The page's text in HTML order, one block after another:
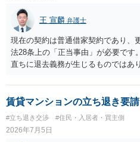
王 宣麟 弁護士
現在の契約は普通借家契約であり、
法28条上の「正当事由」が必要です
直ちに退去義務が生じるものではあ
新たな定期借家契約を締結する形に
前提であり、借主が同意しなければ
績、子どもの学校や地域とのつな
などは、借主側の強い居住継続の必
重視される要素ですので、貸主側に
賃貸マンションの立ち退き要
#立ち退き交渉 #住民・入居者・買主側
2026年7月5日